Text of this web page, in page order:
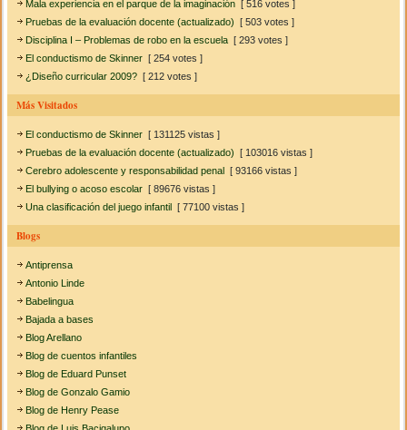
Mala experiencia en el parque de la imaginación [ 516 votes ]
Pruebas de la evaluación docente (actualizado) [ 503 votes ]
Disciplina I – Problemas de robo en la escuela [ 293 votes ]
El conductismo de Skinner [ 254 votes ]
¿Diseño curricular 2009? [ 212 votes ]
Más Visitados
El conductismo de Skinner [ 131125 vistas ]
Pruebas de la evaluación docente (actualizado) [ 103016 vistas ]
Cerebro adolescente y responsabilidad penal [ 93166 vistas ]
El bullying o acoso escolar [ 89676 vistas ]
Una clasificación del juego infantil [ 77100 vistas ]
Blogs
Antiprensa
Antonio Linde
Babelingua
Bajada a bases
Blog Arellano
Blog de cuentos infantiles
Blog de Eduard Punset
Blog de Gonzalo Gamio
Blog de Henry Pease